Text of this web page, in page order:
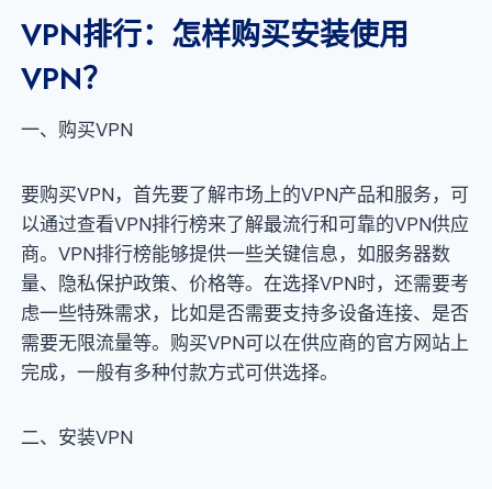
VPN排行：怎样购买安装使用
VPN？
一、购买VPN
要购买VPN，首先要了解市场上的VPN产品和服务，可
以通过查看VPN排行榜来了解最流行和可靠的VPN供应
商。VPN排行榜能够提供一些关键信息，如服务器数
量、隐私保护政策、价格等。在选择VPN时，还需要考
虑一些特殊需求，比如是否需要支持多设备连接、是否
需要无限流量等。购买VPN可以在供应商的官方网站上
完成，一般有多种付款方式可供选择。
二、安装VPN